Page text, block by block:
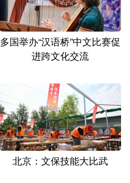
海南 重庆
云南 西藏
Français عربى
多国举办“汉语桥”中文比赛促
进跨文化交流
北京：文保技能大比武